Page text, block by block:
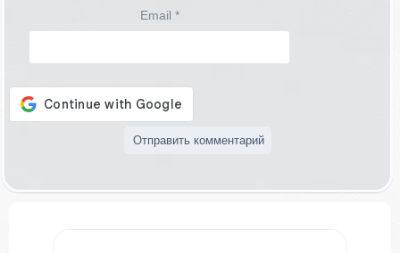
Email *